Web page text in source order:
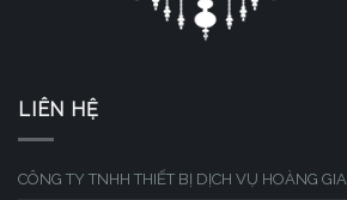
LIÊN HỆ
CÔNG TY TNHH THIẾT BỊ DỊCH VỤ HOÀNG GIA